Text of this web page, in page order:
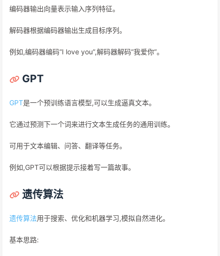
编码器输出向量表示输入序列特征。
解码器根据编码器输出生成目标序列。
例如,编码器编码”I love you”,解码器解码”我爱你”。
GPT
GPT是一个预训练语言模型,可以生成逼真文本。
它通过预测下一个词来进行文本生成任务的通用训练。
可用于文本编辑、问答、翻译等任务。
例如,GPT可以根据提示接着写一篇故事。
遗传算法
遗传算法用于搜索、优化和机器学习,模拟自然进化。
基本思路: